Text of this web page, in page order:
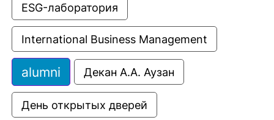
ESG-лаборатория
International Business Management
alumni Декан А.А. Аузан
День открытых дверей